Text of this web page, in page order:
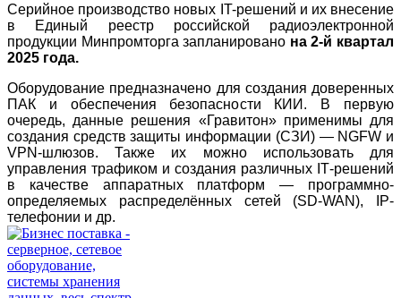
Серийное производство новых IT-решений и их внесение
в Единый реестр российской радиоэлектронной
продукции Минпромторга запланировано на 2-й квартал
2025 года.
Оборудование предназначено для создания доверенных
ПАК и обеспечения безопасности КИИ. В первую
очередь, данные решения «Гравитон» применимы для
создания средств защиты информации (СЗИ) — NGFW и
VPN-шлюзов. Также их можно использовать для
управления трафиком и создания различных IT-решений
в качестве аппаратных платформ — программно-
определяемых распределённых сетей (SD-WAN), IP-
телефонии и др.